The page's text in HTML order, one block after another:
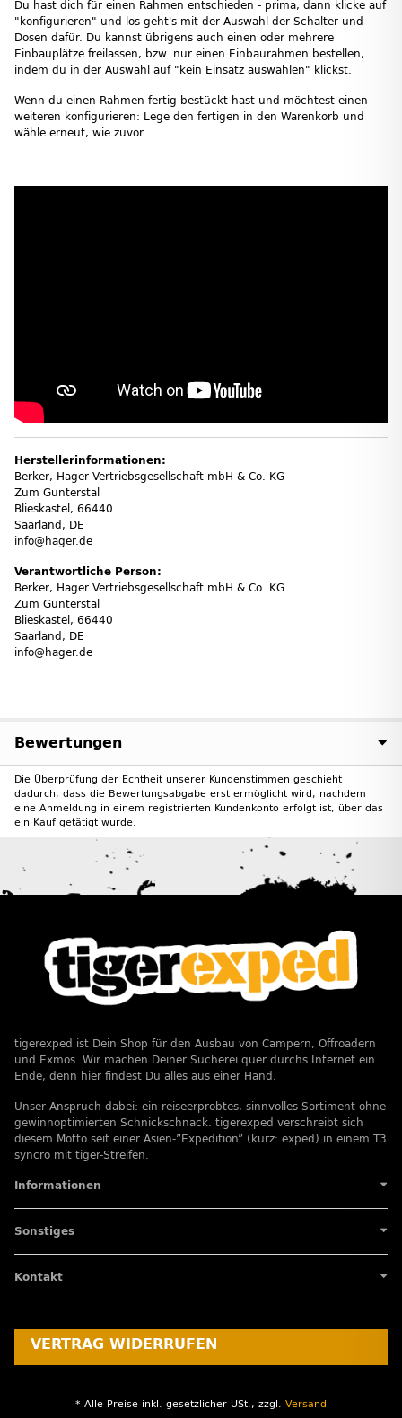
Du hast dich für einen Rahmen entschieden - prima, dann klicke auf
"konfigurieren" und los geht's mit der Auswahl der Schalter und
Dosen dafür. Du kannst übrigens auch einen oder mehrere
Einbauplätze freilassen, bzw. nur einen Einbaurahmen bestellen,
indem du in der Auswahl auf "kein Einsatz auswählen" klickst.
Wenn du einen Rahmen fertig bestückt hast und möchtest einen
weiteren konfigurieren: Lege den fertigen in den Warenkorb und
wähle erneut, wie zuvor.
Herstellerinformationen:
Berker, Hager Vertriebs­ge­sell­schaft mbH & Co. KG
Zum Gunter­stal
Blies­kastel, 66440
Saarland, DE
info@hager.de
Verantwortliche Person:
Berker, Hager Vertriebs­ge­sell­schaft mbH & Co. KG
Zum Gunter­stal
Blies­kastel, 66440
Saarland, DE
info@hager.de
Bewertungen
Die Überprüfung der Echtheit unserer Kundenstimmen geschieht
dadurch, dass die Bewertungsabgabe erst ermöglicht wird, nachdem
eine Anmeldung in einem registrierten Kundenkonto erfolgt ist, über das
ein Kauf getätigt wurde.
tigerexped ist Dein Shop für den Ausbau von Campern, Offroadern
und Exmos. Wir machen Deiner Sucherei quer durchs Internet ein
Ende, denn hier findest Du alles aus einer Hand.
Unser Anspruch dabei: ein reiseerprobtes, sinnvolles Sortiment ohne
gewinnoptimierten Schnickschnack. tigerexped verschreibt sich
diesem Motto seit einer Asien-”Expedition” (kurz: exped) in einem T3
syncro mit tiger-Streifen.
Informationen
Sonstiges
Kontakt
VERTRAG WIDERRUFEN
* Alle Preise inkl. gesetzlicher USt., zzgl. Versand